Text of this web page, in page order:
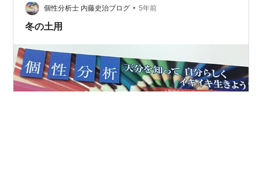
だくように 冬の土用も 消化がよくて しかも栄養価の高
いもので 滋養をつけたいものです 温かい飲み物を いた…
個性分析士 内藤史治ブログ • 5年前
冬の土用